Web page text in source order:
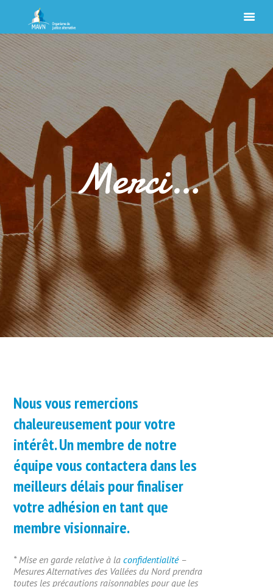
Merci…
Nous vous remercions
chaleureusement pour votre
intérêt. Un membre de notre
équipe vous contactera dans les
meilleurs délais pour finaliser
votre adhésion en tant que
membre visionnaire.
* Mise en garde relative à laconfidentialité–
Mesures Alternatives des Vallées du Nord prendra
toutes les précautions raisonnables pour que les